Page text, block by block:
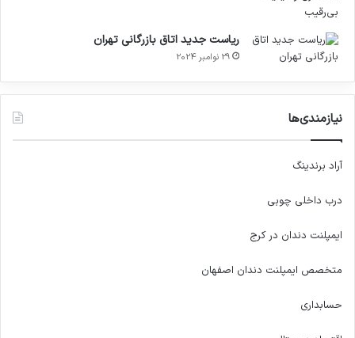
ریاست جدید اتاق بازرگانی تهران
29 نوامبر 2024
نیازمندی‌ها
آراد برندینگ
درب داخلی چوبی
ایمپلنت دندان در کرج
متخصص ایمپلنت دندان اصفهان
حسابداری